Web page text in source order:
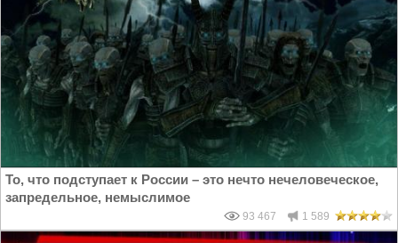
То, что подступает к России – это нечто нечеловеческое,
запредельное, немыслимое
93 467 1 589